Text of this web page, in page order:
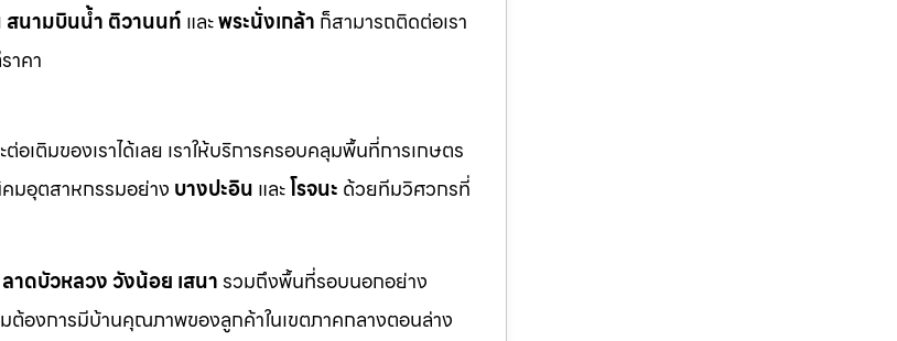
สนามบินน้ำ ติวานนท์ และพระนั่งเกล้า ก็สามารถติดต่อเรา
าคา
อเติมของเราได้เลย เราให้บริการครอบคลุมพื้นที่การเกษตร
มอุตสาหกรรมอย่าง บางปะอิน และโรจนะ ด้วยทีมวิศวกรที่
ลาดบัวหลวงวังน้อย เสนารวมถึงพื้นที่รอบนอกอย่าง
ต้องการมีบ้านคุณภาพของลูกค้าในเขตภาคกลางตอนล่าง